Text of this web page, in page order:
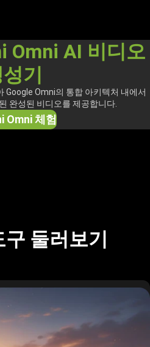
Omni AI 비디오
기
Google Omni의 통합 아키텍처 내에서
완성된 비디오를 제공합니다.
Omni 체험
둘러보기